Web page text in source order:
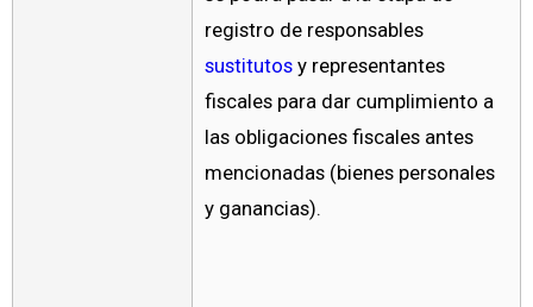
registro de responsables
sustitutos y representantes
fiscales para dar cumplimiento a
las obligaciones fiscales antes
mencionadas (bienes personales
y ganancias).